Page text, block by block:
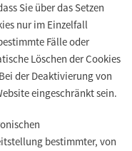
Sie über das Setzen
nur im Einzelfall
Fälle oder
Löschen der Cookies
der Deaktivierung von
eingeschränkt sein.
bestimmter, von